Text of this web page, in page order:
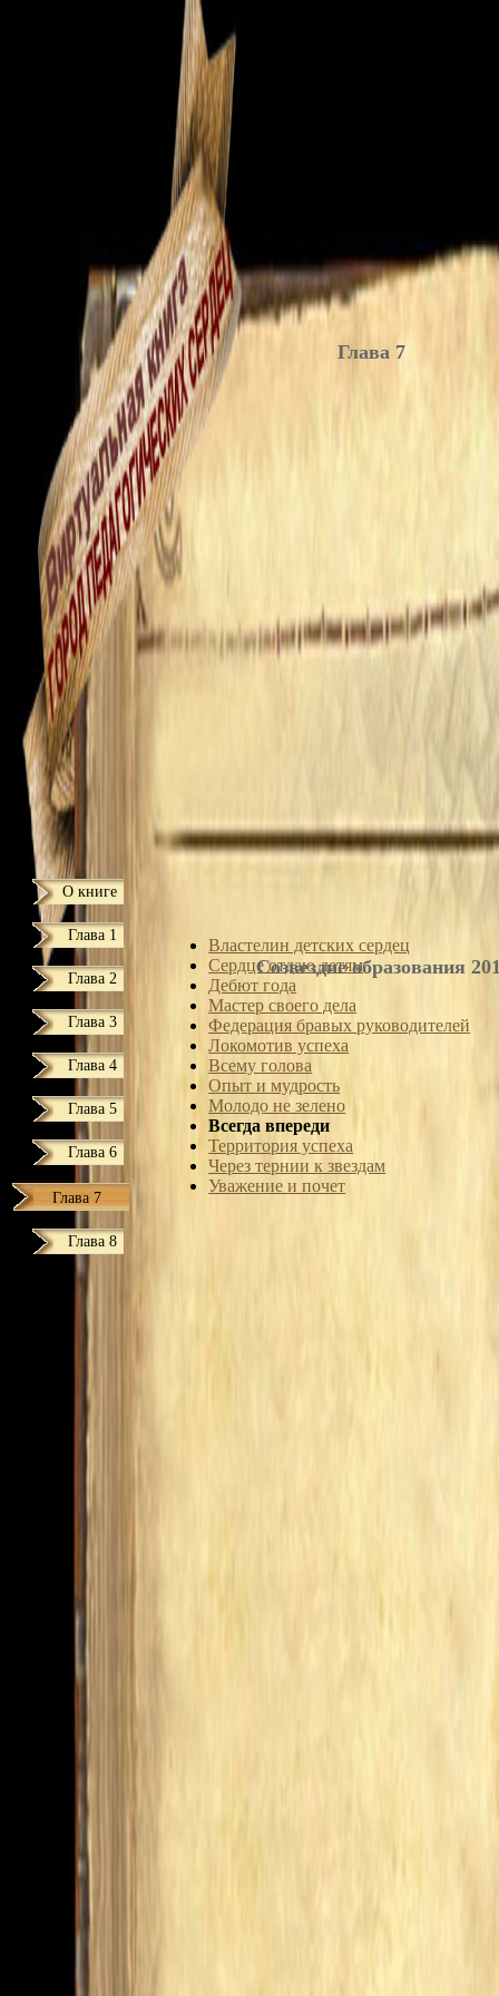
О книге
Глава 1
Глава 2
Глава 3
Глава 4
Глава 5
Глава 6
Глава 7
Глава 8
Глава 7
Властелин детских сердец
Сердце отдаю детям
Дебют года
Мастер своего дела
Федерация бравых руководителей
Локомотив успеха
Всему голова
Опыт и мудрость
Молодо не зелено
Всегда впереди
Территория успеха
Через тернии к звездам
Уважение и почет
Созвездие образования